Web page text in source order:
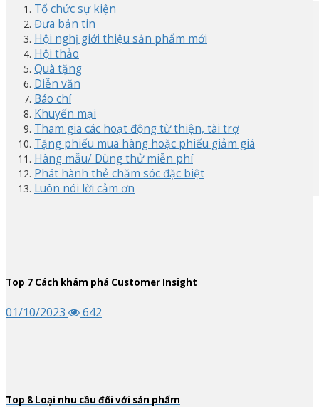
Tổ chức sự kiện
Đưa bản tin
Hội nghị giới thiệu sản phẩm mới
Hội thảo
Quà tặng
Diễn văn
Báo chí
Khuyến mại
Tham gia các hoạt động từ thiện, tài trợ
Tặng phiếu mua hàng hoặc phiếu giảm giá
Hàng mẫu/ Dùng thử miễn phí
Phát hành thẻ chăm sóc đặc biệt
Luôn nói lời cảm ơn
Top 7 Cách khám phá Customer Insight
01/10/2023 642
Top 8 Loại nhu cầu đối với sản phẩm